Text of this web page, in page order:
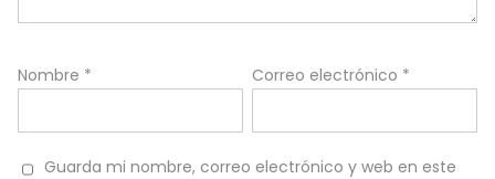
Nombre * Correo electrónico *
Guarda mi nombre, correo electrónico y web en este